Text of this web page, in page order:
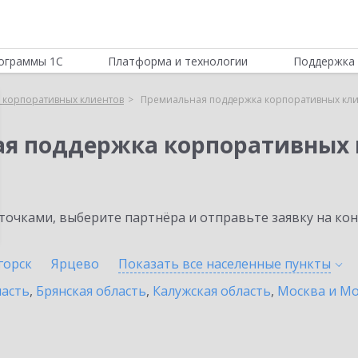
1С Платформа и технологии Поддержка
клиентов Премиальная поддержка корпоративных
поддержка корпоративных
выберите партнёра и отправьте заявку на
Ярцево Показать все населенные пункты
, Брянская область, Калужская область, Москва и